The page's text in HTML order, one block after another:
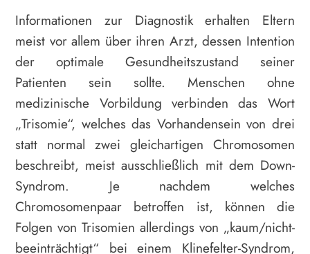
Informationen zur Diagnostik erhalten Eltern
meist vor allem über ihren Arzt, dessen Intention
der optimale Gesundheitszustand seiner
Patienten sein sollte. Menschen ohne
medizinische Vorbildung verbinden das Wort
„Trisomie“, welches das Vorhandensein von drei
statt normal zwei gleichartigen Chromosomen
beschreibt, meist ausschließlich mit dem Down-
Syndrom. Je nachdem welches
Chromosomenpaar betroffen ist, können die
Folgen von Trisomien allerdings von „kaum/nicht-
beeinträchtigt“ bei einem Klinefelter-Syndrom,